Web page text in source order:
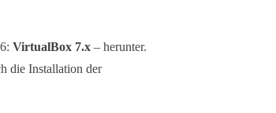
VirtualBox 7.x – herunter.
die Installation der